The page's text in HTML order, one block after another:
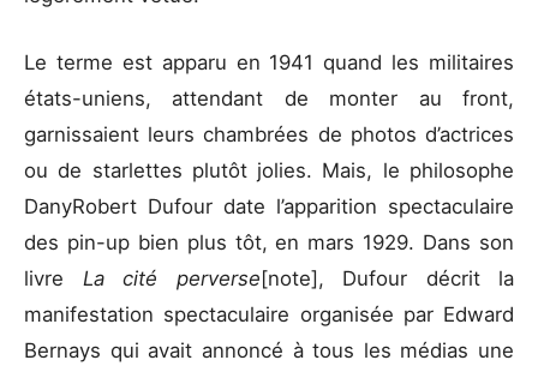
Le terme est apparu en 1941 quand les militaires
états-uniens, attendant de monter au front,
garnissaient leurs chambrées de photos d’actrices
ou de starlettes plutôt jolies. Mais, le philosophe
DanyRobert Dufour date l’apparition spectaculaire
des pin-up bien plus tôt, en mars 1929. Dans son
livre La cité perverse[note], Dufour décrit la
manifestation spectaculaire organisée par Edward
Bernays qui avait annoncé à tous les médias une